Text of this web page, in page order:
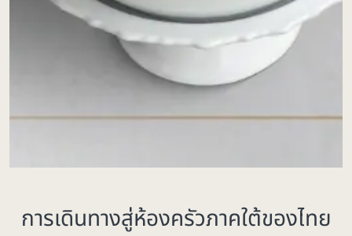
การเดินทางสู่ห้องครัวภาคใต้ของไทย